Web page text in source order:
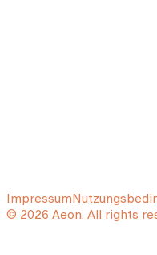
Impressum
© 2026 Aeon. All rights